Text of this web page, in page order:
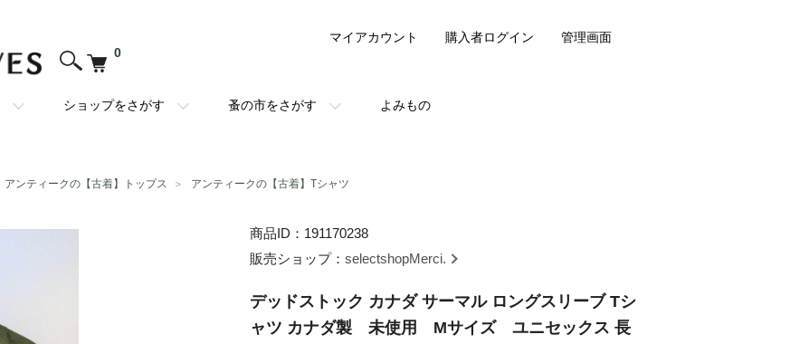
0
ショップをさがす 蚤の市をさがす よみもの
マイアカウント 購入者ログイン 管理画面
アンティークの【古着】トップス ＞ アンティークの【古着】Tシャツ
商品ID：191170238
販売ショップ： selectshopMerci.
デッドストック カナダ サーマル ロングスリーブ Tシ
ャツ カナダ製 未使用 Mサイズ ユニセックス 長